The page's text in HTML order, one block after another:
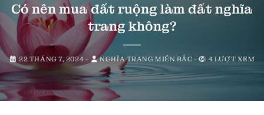
Có nên mua đất ruộng làm đất nghĩa
trang không?
22 THÁNG 7, 2024 - NGHĨA TRANG MIỀN BẮC - 4 LƯỢT XEM